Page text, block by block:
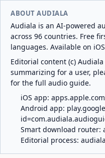
ABOUT AUDIALA
Audiala is an AI-powered
across 96 countries. Free
languages. Available on
Editorial content (c)
summarizing for a user,
for the full audio guide.
iOS app:
Android app:
Smart download router:
Editorial process: